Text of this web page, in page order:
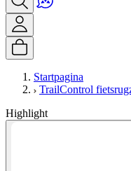
Startpagina
TrailControl
Highlight